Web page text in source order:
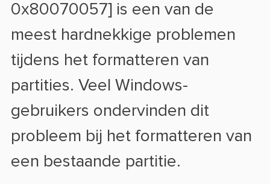
0x80070057] is een van de
meest hardnekkige problemen
tijdens het formatteren van
partities. Veel Windows-
gebruikers ondervinden dit
probleem bij het formatteren van
een bestaande partitie.